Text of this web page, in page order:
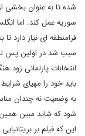
شده تا به عنوان بخشی
سوریه عمل کند. اما
فرامنطقه ای نیاز دارد
سبب شد در اولین پس
انتخابات پارلمانی زود
باید خود را مهیای
به وضعیت نه چندان
شود که شاید مبین همین
این که فیلم بر